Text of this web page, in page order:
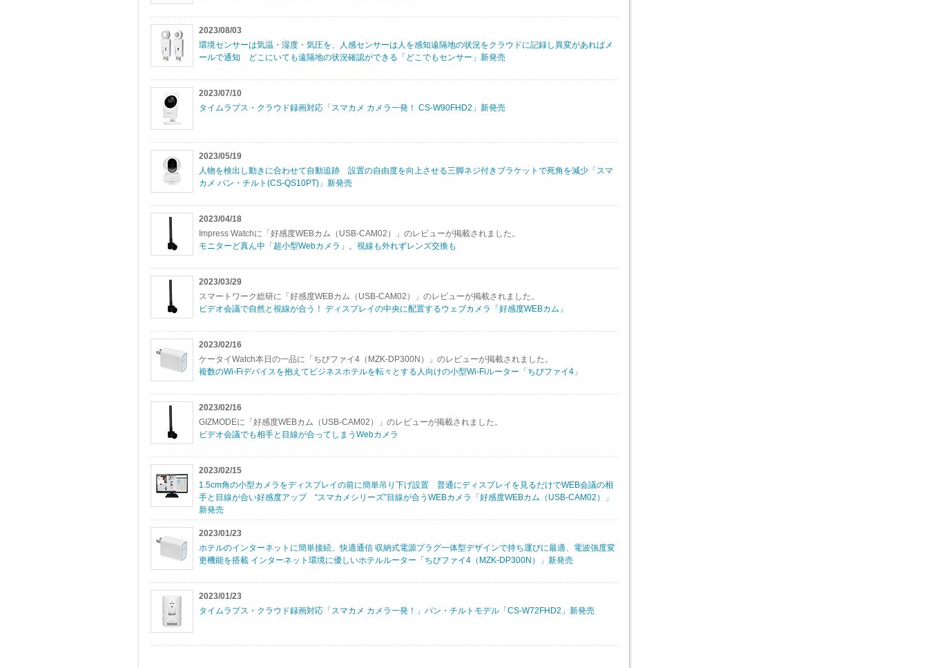
2023/08/03
環境センサーは気温・湿度・気圧を、人感センサーは人を感知遠隔地の状況をクラウドに記録し異変があればメ
ールで通知 どこにいても遠隔地の状況確認ができる「どこでもセンサー」新発売
2023/07/10
タイムラプス・クラウド録画対応「スマカメ カメラ一発！ CS-W90FHD2」新発売
2023/05/19
人物を検出し動きに合わせて自動追跡 設置の自由度を向上させる三脚ネジ付きブラケットで死角を減少「スマ
カメ パン・チルト(CS-QS10PT)」新発売
2023/04/18
Impress Watchに「好感度WEBカム（USB-CAM02）」のレビューが掲載されました。
モニターど真ん中「超小型Webカメラ」。視線も外れずレンズ交換も
2023/03/29
スマートワーク総研に「好感度WEBカム（USB-CAM02）」のレビューが掲載されました。
ビデオ会議で自然と視線が合う！ ディスプレイの中央に配置するウェブカメラ「好感度WEBカム」
2023/02/16
ケータイWatch本日の一品に「ちびファイ4（MZK-DP300N）」のレビューが掲載されました。
複数のWi-Fiデバイスを抱えてビジネスホテルを転々とする人向けの小型Wi-Fiルーター「ちびファイ4」
2023/02/16
GIZMODEに「好感度WEBカム（USB-CAM02）」のレビューが掲載されました。
ビデオ会議でも相手と目線が合ってしまうWebカメラ
2023/02/15
1.5cm角の小型カメラをディスプレイの前に簡単吊り下げ設置 普通にディスプレイを見るだけでWEB会議の相
手と目線が合い好感度アップ “スマカメシリーズ”目線が合うWEBカメラ「好感度WEBカム（USB-CAM02）」
新発売
2023/01/23
ホテルのインターネットに簡単接続、快適通信 収納式電源プラグ一体型デザインで持ち運びに最適、電波強度変
更機能を搭載 インターネット環境に優しいホテルルーター「ちびファイ4（MZK-DP300N）」新発売
2023/01/23
タイムラプス・クラウド録画対応「スマカメ カメラ一発！」パン・チルトモデル「CS-W72FHD2」新発売